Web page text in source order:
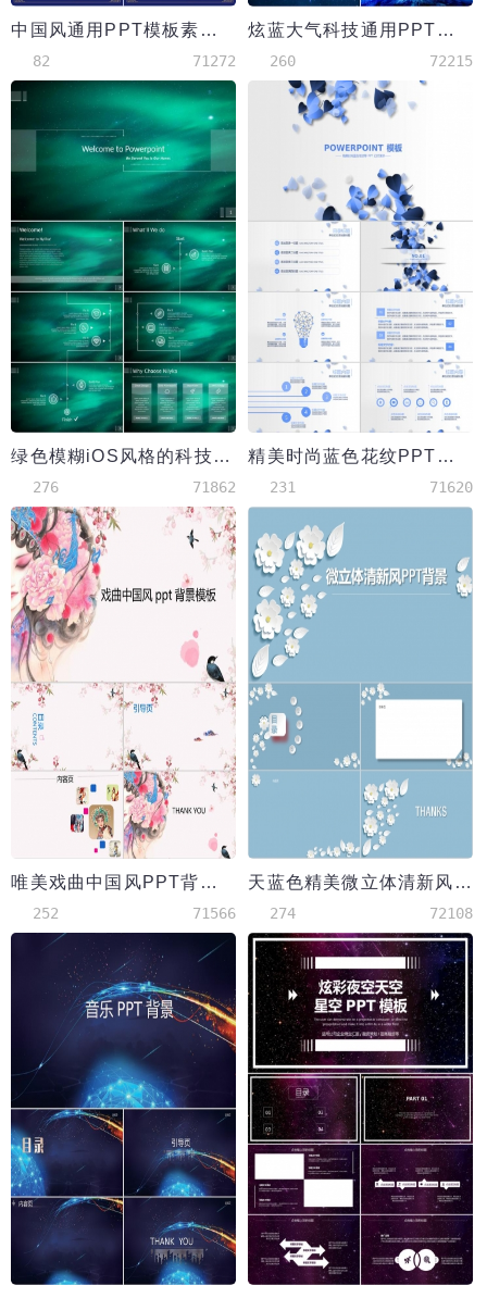
中国风通用PPT模板素材下载
82 71272
炫蓝大气科技通用PPT背景模版
260 72215
绿色模糊iOS风格的科技行业PPT模板免费下载
276 71862
精美时尚蓝色花纹PPT背景
231 71620
唯美戏曲中国风PPT背景模版
252 71566
天蓝色精美微立体清新风PPT背景
274 72108